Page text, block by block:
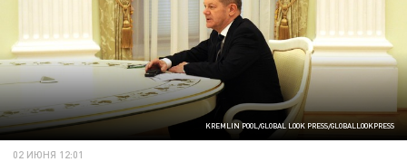
KREMLIN POOL/GLOBAL LOOK PRESS/GLOBALLOOKPRESS
02 ИЮНЯ 12:01